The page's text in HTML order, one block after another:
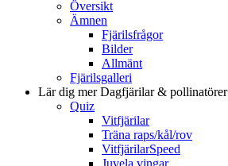
Översikt
Ämnen
Fjärilsfrågor
Bilder
Allmänt
Fjärilsgalleri
Lär dig merDagfjärilar & pollinatörer
Quiz
Vitfjärilar
Träna raps/kål/rov
VitfjärilarSpeed
Juvela vingar